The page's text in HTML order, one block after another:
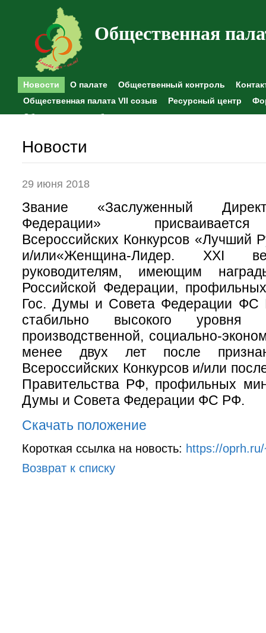
Общественная
Новости О палате Общественный контроль
Общественная палата VII созыв
Ресурсный центр
Общественные наблюдения
Новости
29 июня 2018
Звание «Заслуженный
Федерации»
Всероссийских Конкурсов «Лучший
и/или«Женщина-Лидер. XXI
руководителям, имеющим
Российской Федерации,
Гос. Думы и Совета Федерации ФС
стабильно высокого уровня
производственной, социально-
менее двух лет после
Всероссийских Конкурсов и/или
Правительства РФ, профильных
Думы и Совета Федерации ФС РФ.
Скачать положение
Короткая ссылка на новость: https://
Возврат к списку